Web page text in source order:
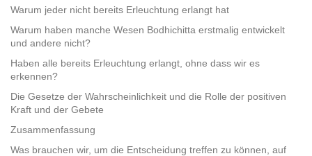
Warum jeder nicht bereits Erleuchtung erlangt hat
Warum haben manche Wesen Bodhichitta erstmalig entwickelt
und andere nicht?
Haben alle bereits Erleuchtung erlangt, ohne dass wir es
erkennen?
Die Gesetze der Wahrscheinlichkeit und die Rolle der positiven
Kraft und der Gebete
Zusammenfassung
Was brauchen wir, um die Entscheidung treffen zu können, auf